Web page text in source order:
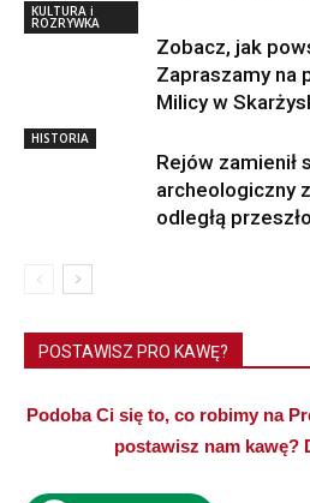
KULTURA i
ROZRYWKA
Zobacz, jak
Zapraszamy na
Milicy w
HISTORIA
Rejów zamienił
archeologiczny
odległą
POSTAWISZ PRO KAWĘ?
Podoba Ci się to, co robimy na
postawisz nam kawę?